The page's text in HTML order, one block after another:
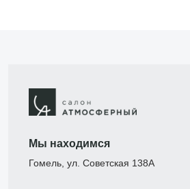
Мы находимся
Гомель, ул. Советская 138А